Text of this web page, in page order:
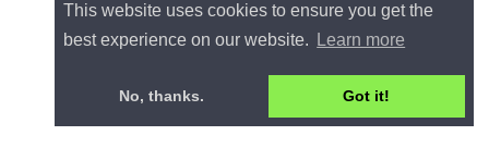
This website uses cookies to ensure you get the
best experience on our website.
Learn more
No, thanks. Got it!